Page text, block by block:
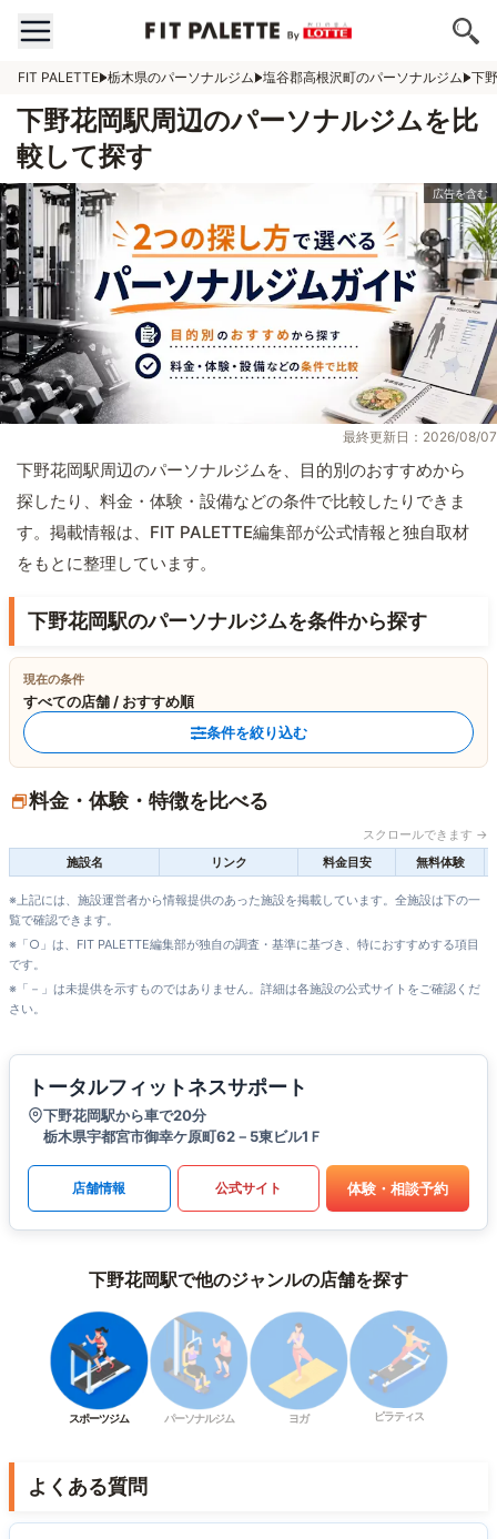
FIT PALETTE 栃木県のパーソナルジム 塩谷郡高根沢町のパーソナルジム 下
下野花岡駅周辺のパーソナルジムを比
較して探す
最終更新日：2026/08/07
下野花岡駅周辺のパーソナルジムを、目的別のおすすめから
探したり、料金・体験・設備などの条件で比較したりできま
す。掲載情報は、FIT PALETTE編集部が公式情報と独自取材
をもとに整理しています。
下野花岡駅のパーソナルジムを条件から探す
現在の条件
すべての店舗 / おすすめ順
条件を絞り込む
料金・体験・特徴を比べる
スクロールできます →
施設名
リンク 料金目安 無料体験
※上記には、施設運営者から情報提供のあった施設を掲載しています。全施設は下の一
覧で確認できます。
※「○」は、FIT PALETTE編集部が独自の調査・基準に基づき、特におすすめする項目
です。
※「－」は未提供を示すものではありません。詳細は各施設の公式サイトをご確認くだ
さい。
トータルフィットネスサポート
下野花岡駅から車で20分
栃木県宇都宮市御幸ケ原町62－5東ビル1Ｆ
店舗情報 公式サイト 体験・相談予約
下野花岡駅で他のジャンルの店舗を探す
スポーツジム パーソナルジム ヨガ ピラティス
よくある質問